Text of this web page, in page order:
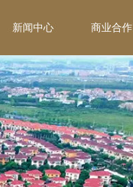
新闻中心 商业合作